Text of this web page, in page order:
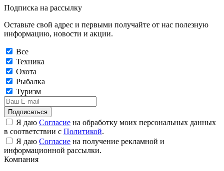
Подписка на рассылку
Оставьте свой адрес и первыми получайте от нас полезную
информацию, новости и акции.
Все
Техника
Охота
Рыбалка
Туризм
Подписаться
Я даю Согласие на обработку моих персональных данных
в соответствии с Политикой.
Я даю Согласие на получение рекламной и
информационной рассылки.
Компания